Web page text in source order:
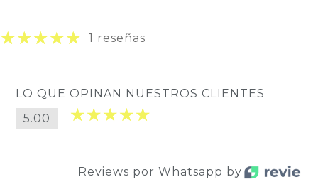
1 reseñas
LO QUE OPINAN NUESTROS CLIENTES
5.00
Reviews por Whatsapp by